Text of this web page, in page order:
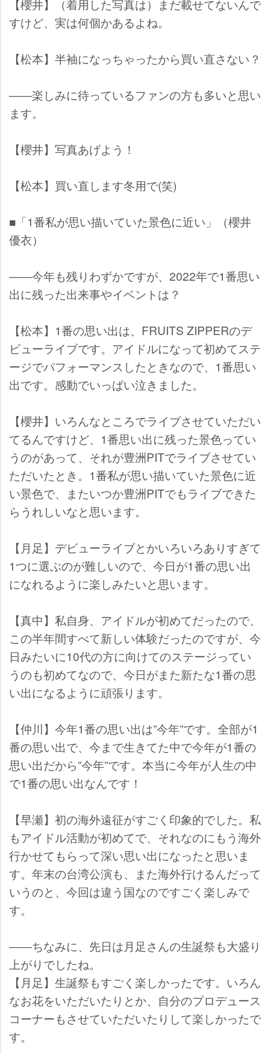
【櫻井】（着用した写真は）まだ載せてないんで
すけど、実は何個かあるよね。
【松本】半袖になっちゃったから買い直さない？
――楽しみに待っているファンの方も多いと思い
ます。
【櫻井】写真あげよう！
【松本】買い直します冬用で(笑)
■「1番私が思い描いていた景色に近い」（櫻井
優衣）
――今年も残りわずかですが、2022年で1番思い
出に残った出来事やイベントは？
【松本】1番の思い出は、FRUITS ZIPPERのデ
ビューライブです。アイドルになって初めてステ
ージでパフォーマンスしたときなので、1番思い
出です。感動でいっぱい泣きました。
【櫻井】いろんなところでライブさせていただい
てるんですけど、1番思い出に残った景色ってい
うのがあって、それが豊洲PITでライブさせてい
ただいたとき。1番私が思い描いていた景色に近
い景色で、またいつか豊洲PITでもライブできた
らうれしいなと思います。
【月足】デビューライブとかいろいろありすぎて
1つに選ぶのが難しいので、今日が1番の思い出
になれるように楽しみたいと思います。
【真中】私自身、アイドルが初めてだったので、
この半年間すべて新しい体験だったのですが、今
日みたいに10代の方に向けてのステージってい
うのも初めてなので、今日がまた新たな1番の思
い出になるように頑張ります。
【仲川】今年1番の思い出は”今年”です。全部が1
番の思い出で、今まで生きてた中で今年が1番の
思い出だから”今年”です。本当に今年が人生の中
で1番の思い出なんです！
【早瀬】初の海外遠征がすごく印象的でした。私
もアイドル活動が初めてで、それなのにもう海外
行かせてもらって深い思い出になったと思いま
す。年末の台湾公演も、また海外行けるんだって
いうのと、今回は違う国なのですごく楽しみで
す。
――ちなみに、先日は月足さんの生誕祭も大盛り
上がりでしたね。
【月足】生誕祭もすごく楽しかったです。いろん
なお花をいただいたりとか、自分のプロデュース
コーナーもさせていただいたりして楽しかったで
す。